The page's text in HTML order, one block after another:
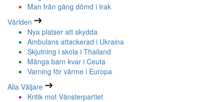
Man från gäng dömd i Irak
Världen
Nya platser att skydda
Ambulans attackerad i Ukraina
Skjutning i skola i Thailand
Många barn kvar i Ceuta
Varning för värme i Europa
Alla Väljare
Kritik mot Vänsterpartiet